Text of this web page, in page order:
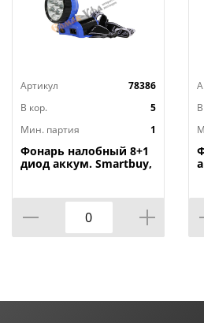
Артикул
78386
В кор.
5
Мин. партия
1
Фонарь налобный 8+1
диод аккум. Smartbuy,